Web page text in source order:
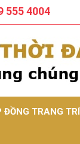
555 4004
ĐỒNG TRANG TRÍ